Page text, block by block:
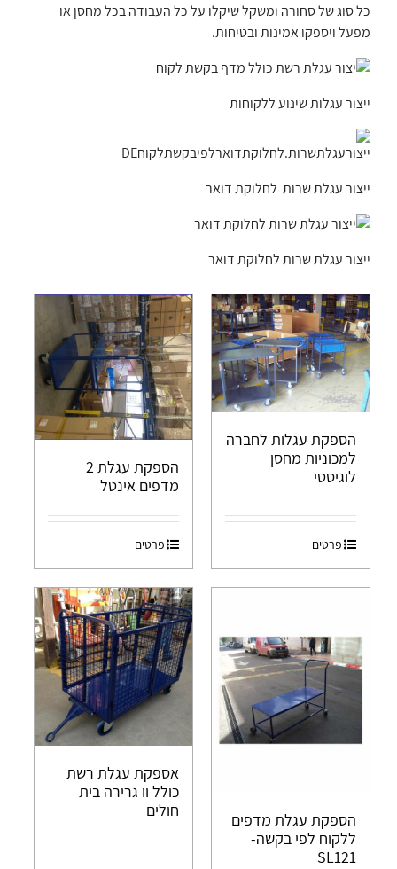
כל סוג של סחורה ומשקל שיקלו על כל העבודה בכל מחסן או
מפעל ויספקו אמינות ובטיחות.
ייצור עגלות שינוע ללקוחות
ייצור עגלת שרות לחלוקת דואר
ייצור עגלת שרות לחלוקת דואר
הספקת עגלות לחברה
למכוניות מחסן
לוגיסטי
פרטים
הספקת עגלת 2
מדפים אינטל
פרטים
הספקת עגלת מדפים
ללקוח לפי בקשה-
SL121
אספקת עגלת רשת
כולל וו גרירה בית
חולים